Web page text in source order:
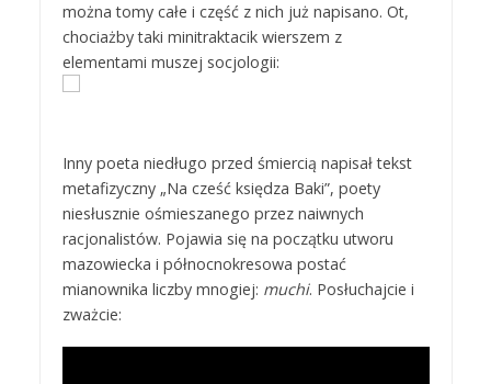
można tomy całe i część z nich już napisano. Ot,
chociażby taki minitraktacik wierszem z
elementami muszej socjologii:
Inny poeta niedługo przed śmiercią napisał tekst
metafizyczny „Na cześć księdza Baki”, poety
niesłusznie ośmieszanego przez naiwnych
racjonalistów. Pojawia się na początku utworu
mazowiecka i północnokresowa postać
mianownika liczby mnogiej: muchi. Posłuchajcie i
zważcie: